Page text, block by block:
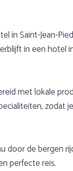
in Saint-Jean-
in een hotel
met lokale
zodat
de bergen
perfecte reis.